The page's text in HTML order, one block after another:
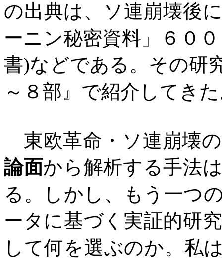
の出典は、ソ連崩壊後
ーニン秘密資料」６０
書)などである。その研
～８部』で紹介してき
東欧革命・ソ連崩壊の
論面から解析する手法
る。しかし、もう一つ
ータに基づく実証的研
して何を選ぶのか。私